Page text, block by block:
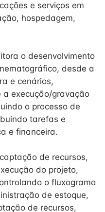
e serviços em
hospedagem,
o desenvolvimento
desde a
e cenários,
a execução/gravação
o processo de
tarefas e
e financeira.
de recursos,
do projeto,
o fluxograma
de estoque,
de recursos,